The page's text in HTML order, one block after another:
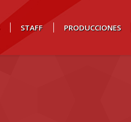
STAFF PRODUCCIONES